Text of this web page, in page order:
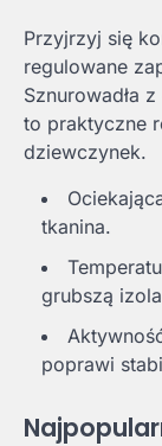
Przyjrzyj się
regulowane
Sznurowadła
to praktyczne
dziewczynek.
tkanina.
grubszą
poprawi